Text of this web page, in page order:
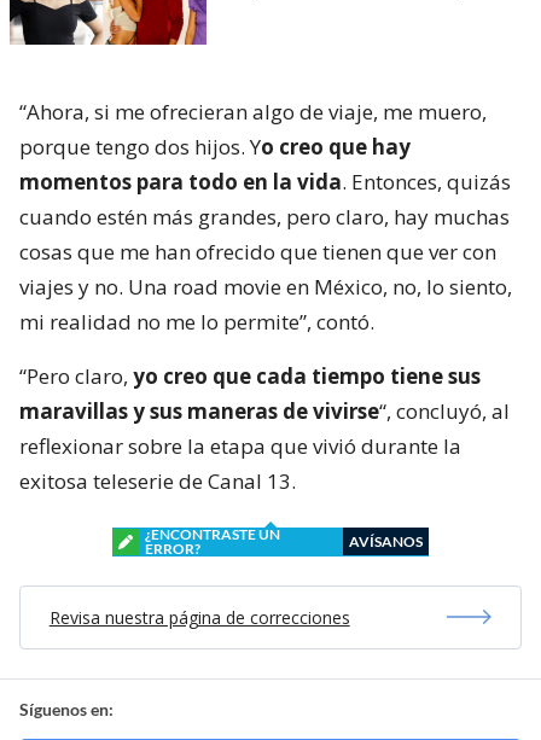
“Ahora, si me ofrecieran algo de viaje, me muero,
porque tengo dos hijos. Yo creo que hay
momentos para todo en la vida. Entonces, quizás
cuando estén más grandes, pero claro, hay muchas
cosas que me han ofrecido que tienen que ver con
viajes y no. Una road movie en México, no, lo siento,
mi realidad no me lo permite”, contó.
“Pero claro, yo creo que cada tiempo tiene sus
maravillas y sus maneras de vivirse“, concluyó, al
reflexionar sobre la etapa que vivió durante la
exitosa teleserie de Canal 13.
¿ENCONTRASTE UN
ERROR?
AVÍSANOS
Revisa nuestra página de correcciones
Síguenos en: